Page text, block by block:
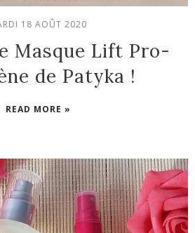
18 AOÛT 2020
Masque Lift Pro-
de Patyka !
READ MORE »